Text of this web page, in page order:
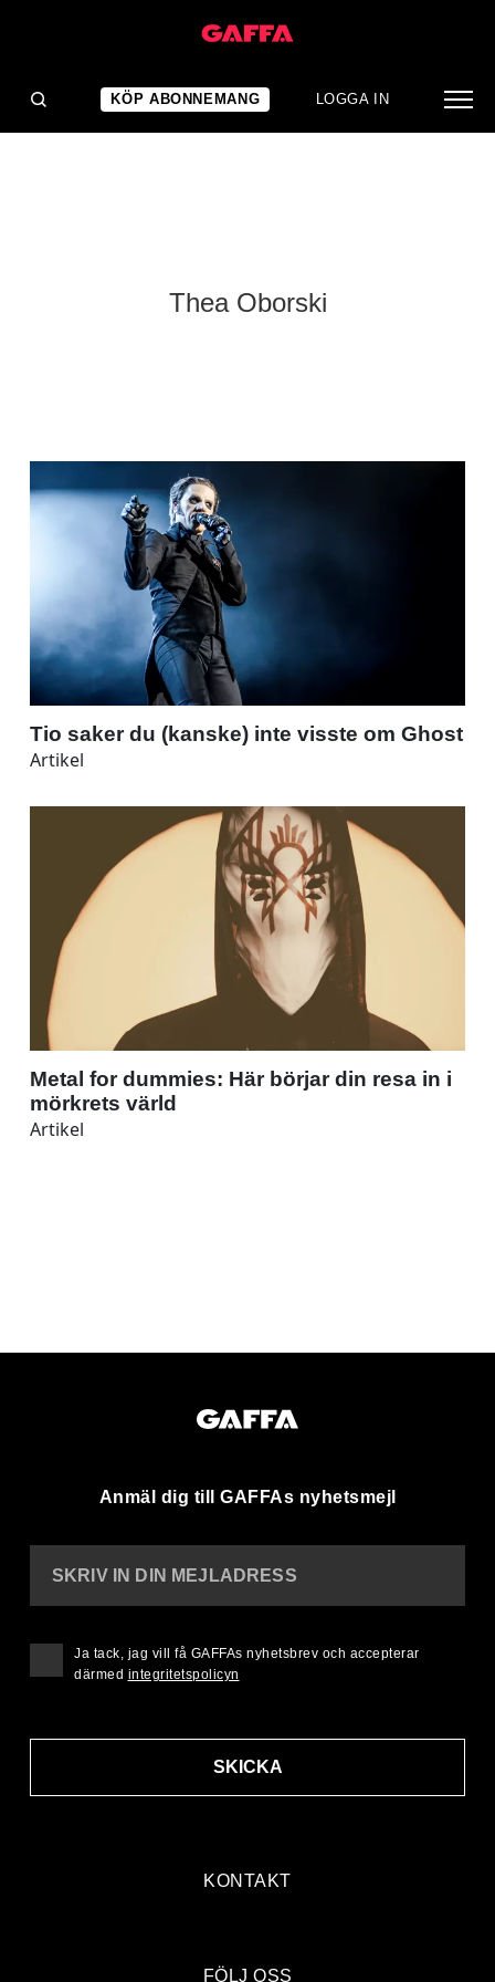
KÖP ABONNEMANG LOGGA IN
Thea Oborski
Tio saker du (kanske) inte visste om Ghost
Artikel
Metal for dummies: Här börjar din resa in i
mörkrets värld
Artikel
Anmäl dig till GAFFAs nyhetsmejl
KONTAKT
SKRIV IN DIN MEJLADRESS
SKICKA
Ja tack, jag vill få GAFFAs nyhetsbrev och accepterar
därmed integritetspolicyn
FÖLJ OSS